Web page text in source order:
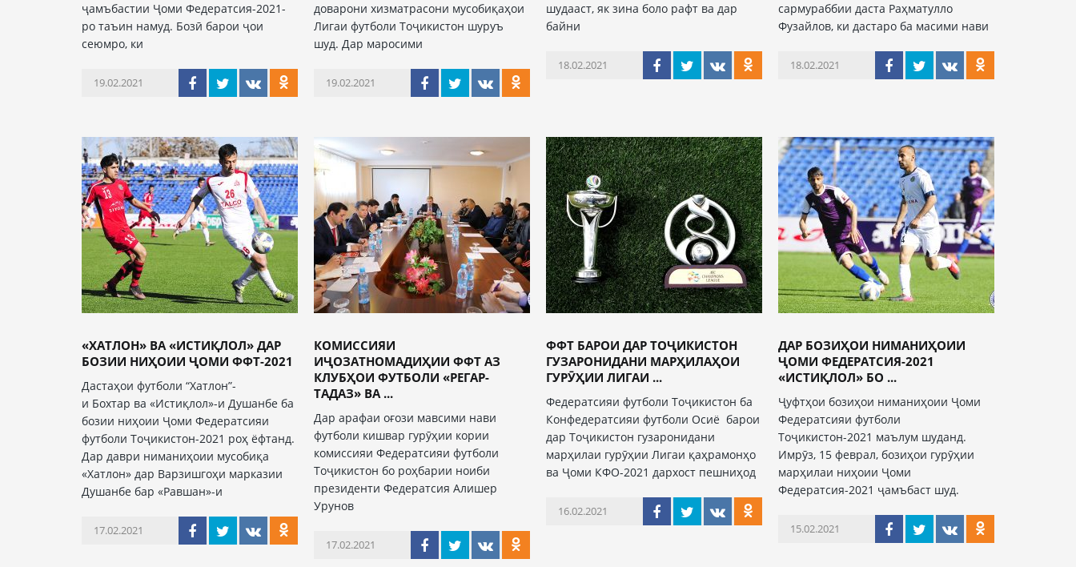
ҷамъбастии Ҷоми Федератсия-2021-
ро таъин намуд. Бозӣ барои ҷои
сеюмро, ки
19.02.2021
доварони хизматрасони мусобиқаҳои
Лигаи футболи Тоҷикистон шуруъ
шуд. Дар маросими
19.02.2021
шудааст, як зина боло рафт ва дар
байни
18.02.2021
сармураббии даста Раҳматулло
Фузайлов, ки дастаро ба масими нави
18.02.2021
«ХАТЛОН» ВА «ИСТИҚЛОЛ» ДАР
БОЗИИ НИҲОИИ ҶОМИ ФФТ-2021
Дастаҳои футболи “Хатлон”-
и Бохтар ва «Истиқлол»-и Душанбе ба
бозии ниҳоии Ҷоми Федератсияи
футболи Тоҷикистон-2021 роҳ ёфтанд.
Дар даври ниманиҳоии мусобиқа
«Хатлон» дар Варзишгоҳи марказии
Душанбе бар «Равшан»-и
17.02.2021
КОМИССИЯИ
ИҶОЗАТНОМАДИҲИИ ФФТ АЗ
КЛУБҲОИ ФУТБОЛИ «РЕГАР-
ТАДАЗ» ВА ...
Дар арафаи оғози мавсими нави
футболи кишвар гурӯҳии кории
комиссияи Федератсияи футболи
Тоҷикистон бо роҳбарии ноиби
президенти Федератсия Алишер
Урунов
17.02.2021
ФФТ БАРОИ ДАР ТОҶИКИСТОН
ГУЗАРОНИДАНИ МАРҲИЛАҲОИ
ГУРӮҲИИ ЛИГАИ ...
Федератсияи футболи Тоҷикистон ба
Конфедератсияи футболи Осиё барои
дар Тоҷикистон гузаронидани
марҳилаи гурӯҳии Лигаи қаҳрамонҳо
ва Ҷоми КФО-2021 дархост пешниҳод
16.02.2021
ДАР БОЗИҲОИ НИМАНИҲОИИ
ҶОМИ ФЕДЕРАТСИЯ-2021
«ИСТИҚЛОЛ» БО ...
Ҷуфтҳои бозиҳои ниманиҳоии Ҷоми
Федератсияи футболи
Тоҷикистон-2021 маълум шуданд.
Имрӯз, 15 феврал, бозиҳои гурӯҳии
марҳилаи ниҳоии Ҷоми
Федератсия-2021 ҷамъбаст шуд.
15.02.2021